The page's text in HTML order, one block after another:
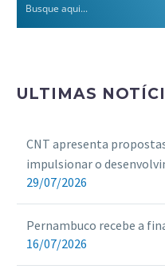
ULTIMAS
CNT apresenta
impulsionar o
29/07/2026
Pernambuco recebe a
16/07/2026